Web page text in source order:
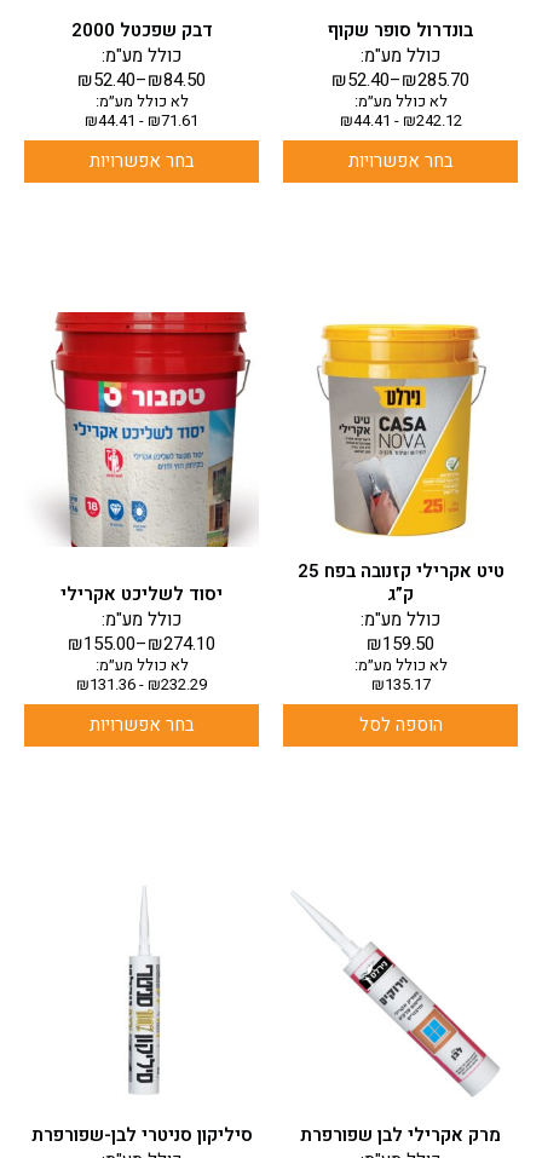
בונדרול סופר שקוף
₪52.40–₪285.70
כולל מע"מ:
לא כולל מע״מ:
₪242.12
-
₪44.41
בחר אפשרויות
המוצר
דבק שפכטל 2000
₪52.40–₪84.50
כולל מע"מ:
לא כולל מע״מ:
₪71.61
-
₪44.41
בחר אפשרויות
המוצר
טיט אקרילי קזנובה בפח 25
ק”ג
₪159.50
כולל מע"מ:
לא כולל מע״מ:
₪135.17
הוספה לסל
יסוד לשליכט אקרילי
₪155.00–₪274.10
כולל מע"מ:
לא כולל מע״מ:
₪232.29
-
₪131.36
בחר אפשרויות
למוצר
זה
יש
מספר
סוגים.
ניתן
לבחור
את
האפשרויות
בעמוד
מרק אקרילי לבן שפורפרת
סיליקון סניטרי לבן-שפורפרת